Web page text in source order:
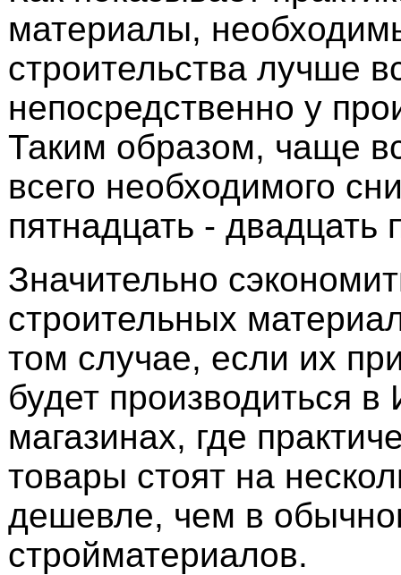
материалы,
строительства лучше
непосредственно у
Таким образом, чаще
всего необходимого
пятнадцать - двадцать
Значительно
строительных
том случае, если их
будет производиться в
магазинах, где
товары стоят на
дешевле, чем в
стройматериалов.